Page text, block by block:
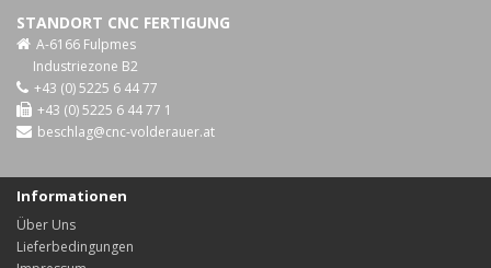
STANDORT CNC FERTIGUNG
A-6166 Fulpmes
Industriezone B2
+43 (0) 5225 6 44 77
+43 (0) 5225 6 44 77 1
beschlag@cnc-volderauer.at
Informationen
Über Uns
Lieferbedingungen